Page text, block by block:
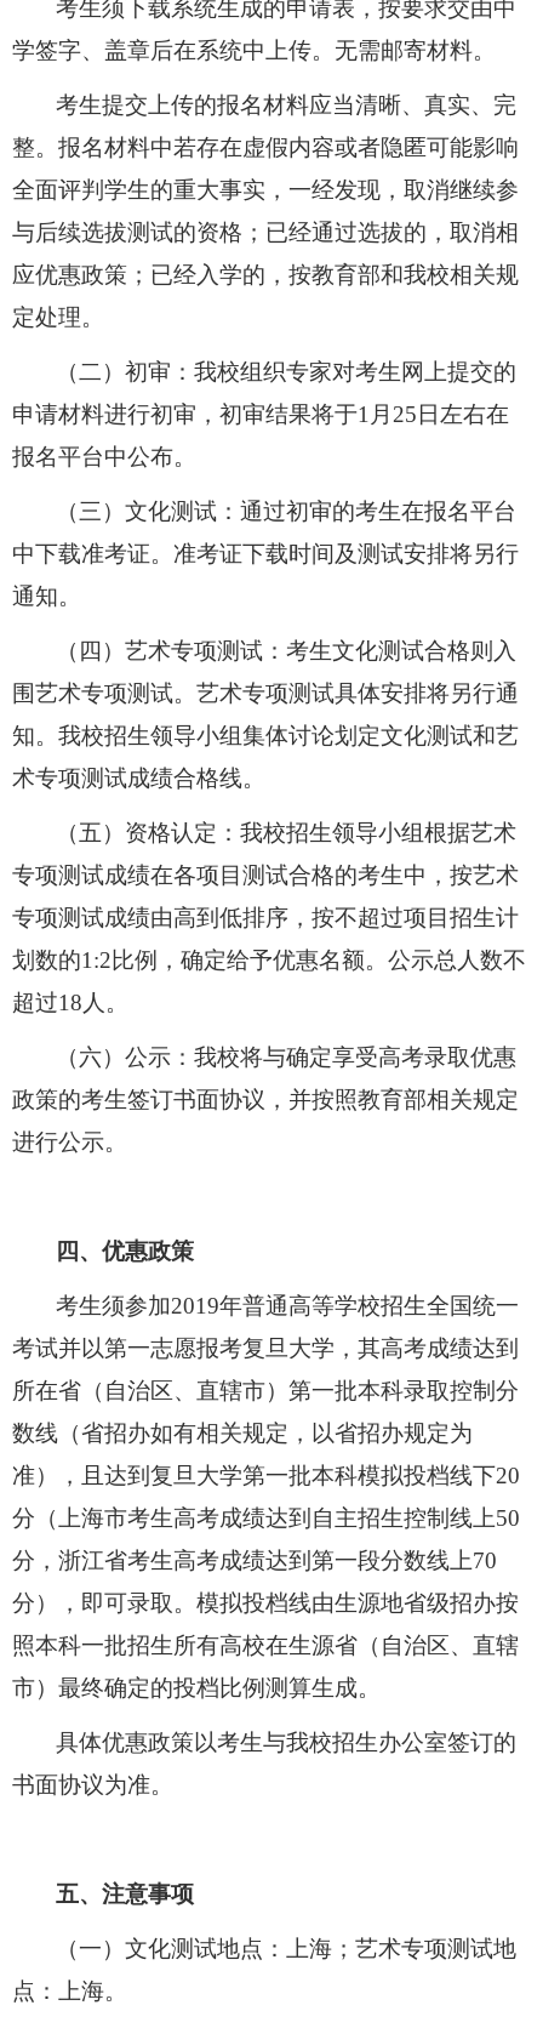
考生须下载系统生成的申请表，按要求交由中
学签字、盖章后在系统中上传。无需邮寄材料。
考生提交上传的报名材料应当清晰、真实、完
整。报名材料中若存在虚假内容或者隐匿可能影响
全面评判学生的重大事实，一经发现，取消继续参
与后续选拔测试的资格；已经通过选拔的，取消相
应优惠政策；已经入学的，按教育部和我校相关规
定处理。
（二）初审：我校组织专家对考生网上提交的
申请材料进行初审，初审结果将于1 月 25 日左右在
报名平台中公布。
（三）文化测试：通过初审的考生在报名平台
中下载准考证。准考证下载时间及测试安排将另行
通知。
（四）艺术专项测试：考生文化测试合格则入
围艺术专项测试。艺术专项测试具体安排将另行通
知。我校招生领导小组集体讨论划定文化测试和艺
术专项测试成绩合格线。
（五）资格认定：我校招生领导小组根据艺术
专项测试成绩在各项目测试合格的考生中，按艺术
专项测试成绩由高到低排序，按不超过项目招生计
划数的1:2比例，确定给予优惠名额。公示总人数不
超过18 人。
（六）公示：我校将与确定享受高考录取优惠
政策的考生签订书面协议，并按照教育部相关规定
进行公示。
四、优惠政策
考生须参加2019年普通高等学校招生全国统一
考试并以第一志愿报考复旦大学，其高考成绩达到
所在省（自治区、直辖市）第一批本科录取控制分
数线（省招办如有相关规定，以省招办规定为
准），且达到复旦大学第一批本科模拟投档线下20
分（上海市考生高考成绩达到自主招生控制线上50
分，浙江省考生高考成绩达到第一段分数线上70
分），即可录取。模拟投档线由生源地省级招办按
照本科一批招生所有高校在生源省（自治区、直辖
市）最终确定的投档比例测算生成。
具体优惠政策以考生与我校招生办公室签订的
书面协议为准。
五、注意事项
（一）文化测试地点：上海；艺术专项测试地
点：上海。